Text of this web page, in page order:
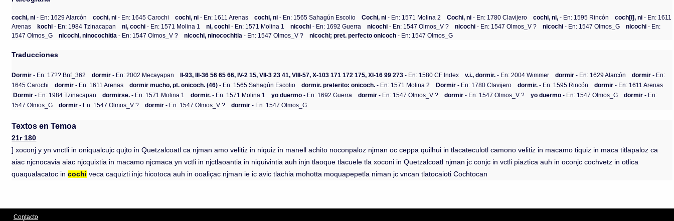
cochi, ni - En: 1629 Alarcón cochi, ni - En: 1645 Carochi cochi, ni - En: 1611 Arenas cochi, ni - En: 1565 Sahagún Escolio Cochi, ni - En: 1571 Molina 2 Cochi, ni - En: 1780 Clavijero cochi, ni, - En: 1595 Rincón coch[i], ni - En: 1611
Arenas
kochi - En: 1984 Tzinacapan ni, cochi - En: 1571 Molina 1 ni, cochi - En: 1571 Molina 1 nicochi - En: 1692 Guerra nicochi - En: 1547 Olmos_V ? nicochi - En: 1547 Olmos_V ? nicochi - En: 1547 Olmos_G nicochi - En:
1547 Olmos_G
nicochi, ninocochitia - En: 1547 Olmos_V ? nicochi, ninocochitia - En: 1547 Olmos_V ? nicochi; pret. perfecto onicoch - En: 1547 Olmos_G
Traducciones
Dormir - En: 17?? Bnf_362 dormir - En: 2002 Mecayapan II-93, III-36 56 65 66, IV-2 15, VII-3 23 41, VIII-57, X-103 171 172 175, XI-16 99 273 - En: 1580 CF Index v.i., dormir. - En: 2004 Wimmer dormir - En: 1629 Alarcón dormir - En:
1645 Carochi
dormir - En: 1611 Arenas dormir mucho, pt. onicoch. (46) - En: 1565 Sahagún Escolio dormir. preterito: onicoch. - En: 1571 Molina 2 Dormir - En: 1780 Clavijero dormir. - En: 1595 Rincón dormir - En: 1611 Arenas
Dormir - En: 1984 Tzinacapan dormirse. - En: 1571 Molina 1 dormir. - En: 1571 Molina 1 yo duermo - En: 1692 Guerra dormir - En: 1547 Olmos_V ? dormir - En: 1547 Olmos_V ? yo duermo - En: 1547 Olmos_G dormir - En:
1547 Olmos_G
dormir - En: 1547 Olmos_V ? dormir - En: 1547 Olmos_V ? dormir - En: 1547 Olmos_G
Textos en Temoa
21r 180
] xoconj y yn vnctli in oniqualcujc qujto in Quetzalcoatl ca njman amo velitiz in niquiz in manell achito noconpaloz njman oc ceppa quilhui in tlacateculotl camono velitiz in macamo tiquiz in maca titlapaloz ca
aiac njcnocavia aiac njcquixtia in macamo njcmaca yn vctli in njctlaoantia in niquivintia auh injn tlaoque tlacuele tla xoconi in Quetzalcoatl njman jc conjc in vctli piaztica auh in oconjc cochvetz in otlica
quaqualacatoc incochi veca caquizti injc hicotoca auh in ooaliçac njman ie ic avic tlachia mohotta moquapepetla niman jc vncan tlatocaioti Cochtocan
Contacto